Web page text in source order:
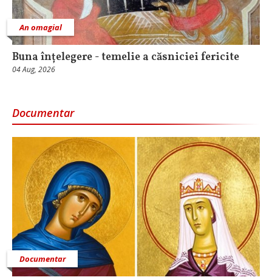
An omagial
Buna înțelegere - temelie a căsniciei fericite
04 Aug, 2026
Documentar
Documentar